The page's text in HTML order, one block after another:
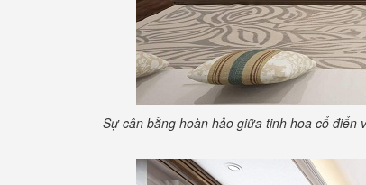
Sự cân bằng hoàn hảo giữa tinh hoa cổ điển